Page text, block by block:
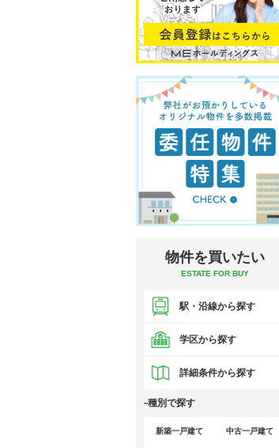
物件を買いたい
ESTATE FOR BUY
駅・沿線から探す
学区から探す
詳細条件から探す
種別で探す
新築一戸建て 中古一戸建て